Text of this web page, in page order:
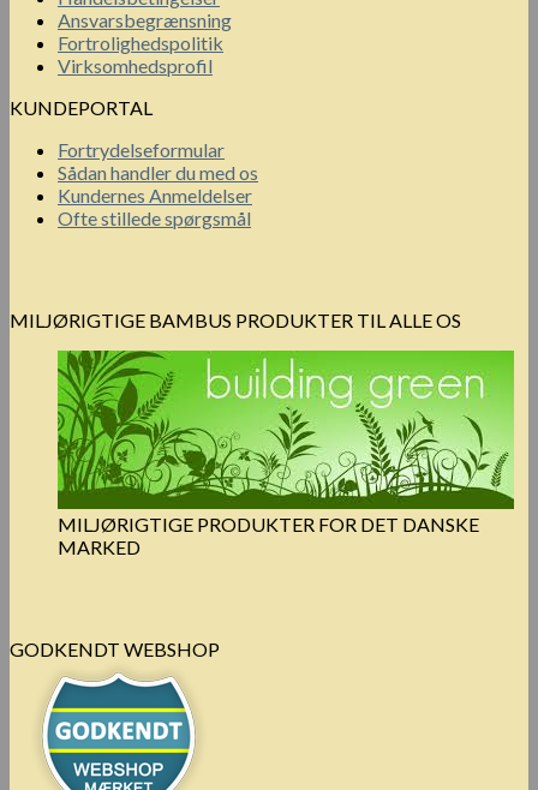
Ansvarsbegrænsning
Fortrolighedspolitik
Virksomhedsprofil
KUNDEPORTAL
Fortrydelseformular
Sådan handler du med os
Kundernes Anmeldelser
Ofte stillede spørgsmål
MILJØRIGTIGE BAMBUS PRODUKTER TIL ALLE OS
MILJØRIGTIGE PRODUKTER FOR DET DANSKE
MARKED
GODKENDT WEBSHOP